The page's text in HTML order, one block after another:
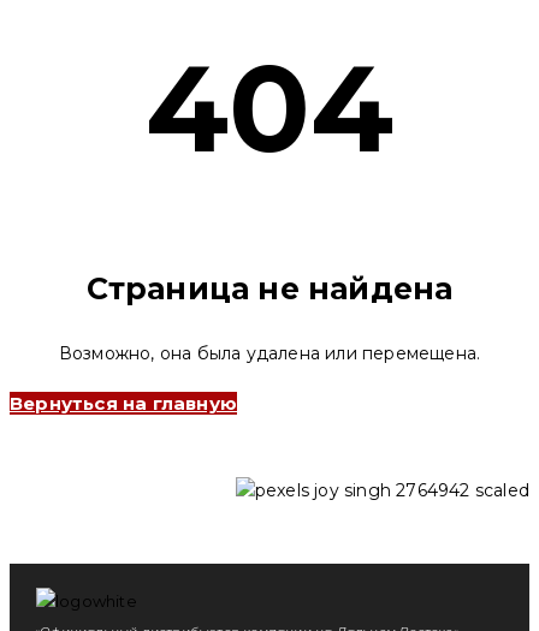
404
Страница не найдена
Возможно, она была удалена или перемещена.
Вернуться на главную